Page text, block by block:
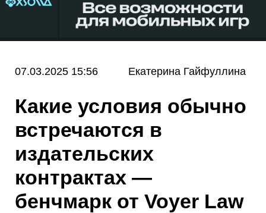
07.03.2025 15:56 Екатерина Гайфуллина
Какие условия обычно
встречаются в
издательских
контрактах —
бенчмарк от Voyer Law